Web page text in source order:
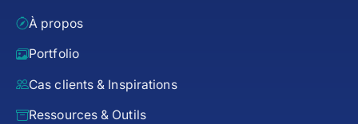
À propos
Portfolio
Cas clients & Inspirations
Ressources & Outils